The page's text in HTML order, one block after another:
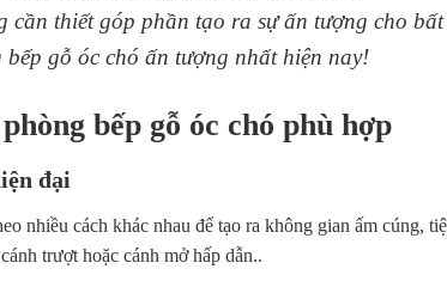
cần thiết góp phần tạo ra sự ấn tượng cho
gỗ óc chó ấn tượng nhất hiện nay!
bếp gỗ óc chó phù hợp
đại
nhiều cách khác nhau để tạo ra không gian ấm cúng,
trượt hoặc cánh mở hấp dẫn..